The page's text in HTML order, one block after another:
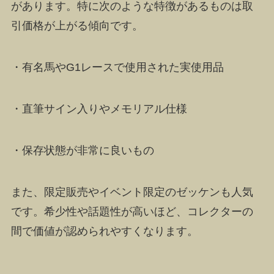
があります。特に次のような特徴があるものは取
引価格が上がる傾向です。
・有名馬やG1レースで使用された実使用品
・直筆サイン入りやメモリアル仕様
・保存状態が非常に良いもの
また、限定販売やイベント限定のゼッケンも人気
です。希少性や話題性が高いほど、コレクターの
間で価値が認められやすくなります。